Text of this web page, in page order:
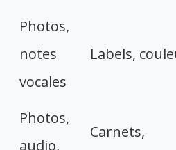
Photos,
notes
vocales
Labels,
Photos,
audio,
Carnets,